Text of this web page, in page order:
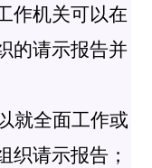
作机关可以在
的请示报告并
就全面工作或
织请示报告；